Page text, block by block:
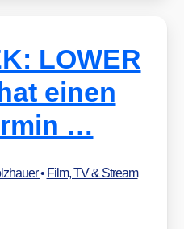
LOWER
einen
…
• Film, TV & Stream